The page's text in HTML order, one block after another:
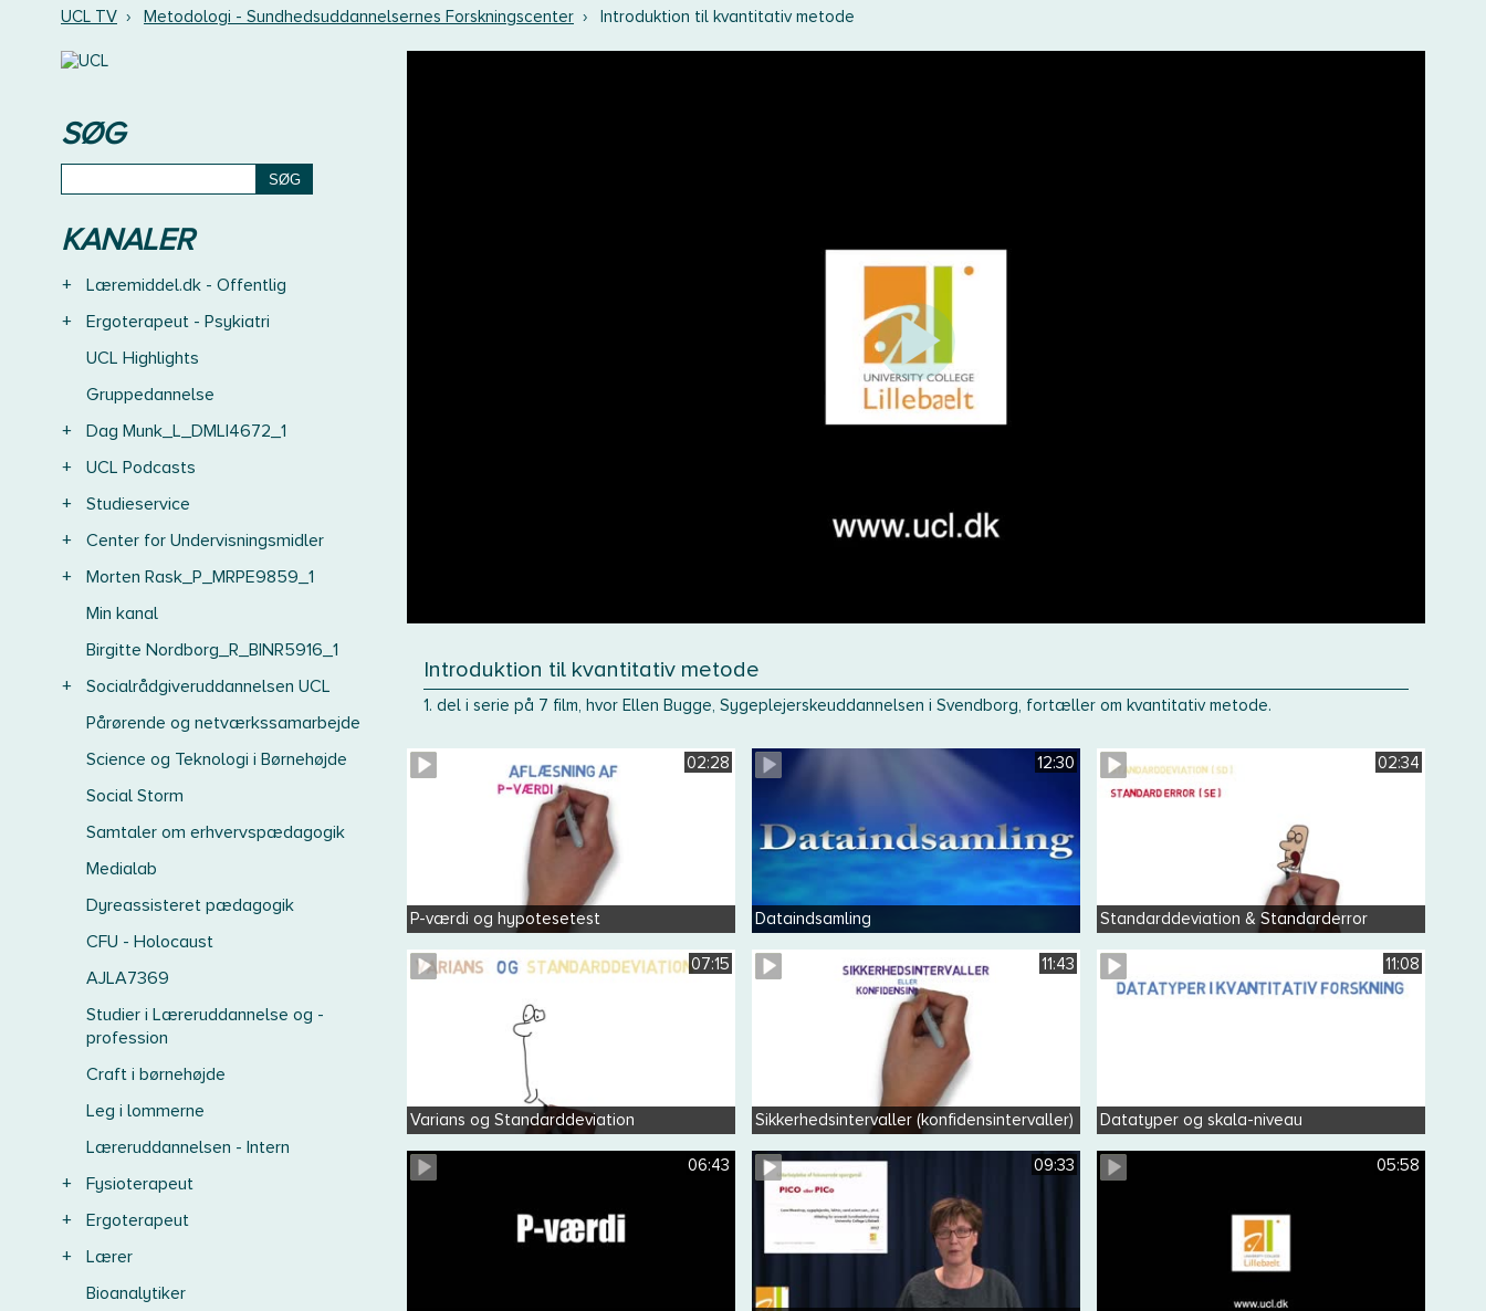
UCL TV › Metodologi - Sundhedsuddannelsernes Forskningscenter › Introduktion til kvantitativ metode
SØG
KANALER
+
Læremiddel.dk - Offentlig
+
Ergoterapeut - Psykiatri
UCL Highlights
Gruppedannelse
+
Dag Munk_L_DMLI4672_1
+
UCL Podcasts
+
Studieservice
+
Center for Undervisningsmidler
+
Morten Rask_P_MRPE9859_1
Min kanal
Birgitte Nordborg_R_BINR5916_1
+
Socialrådgiveruddannelsen UCL
Pårørende og netværkssamarbejde
Science og Teknologi i Børnehøjde
Social Storm
Samtaler om erhvervspædagogik
Medialab
Dyreassisteret pædagogik
CFU - Holocaust
AJLA7369
Studier i Læreruddannelse og -
profession
Craft i børnehøjde
Leg i lommerne
Læreruddannelsen - Intern
+
Fysioterapeut
+
Ergoterapeut
+
Lærer
Bioanalytiker
Introduktion til kvantitativ metode
1. del i serie på 7 film, hvor Ellen Bugge, Sygeplejerskeuddannelsen i Svendborg, fortæller om kvantitativ metode.
02:28
P-værdi og hypotesetest
12:30
Dataindsamling
02:34
Standarddeviation & Standarderror
07:15
Varians og Standarddeviation
11:43
Sikkerhedsintervaller (konfidensintervaller)
11:08
Datatyper og skala-niveau
06:43 09:33 05:58